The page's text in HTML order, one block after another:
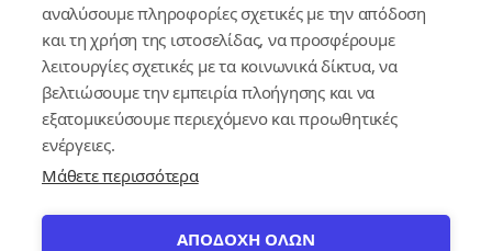
Κέντρο Γνώσης
Πλατφόρμα
Εγγραφή
Για δημοσίους υπαλλήλους
αναλύσουμε πληροφορίες σχετικές με την απόδοση
και τη χρήση της ιστοσελίδας, να προσφέρουμε
λειτουργίες σχετικές με τα κοινωνικά δίκτυα, να
βελτιώσουμε την εμπειρία πλοήγησης και να
εξατομικεύσουμε περιεχόμενο και προωθητικές
ενέργειες.
Μάθετε περισσότερα
ΑΠΟΔΟΧΗ ΟΛΩΝ